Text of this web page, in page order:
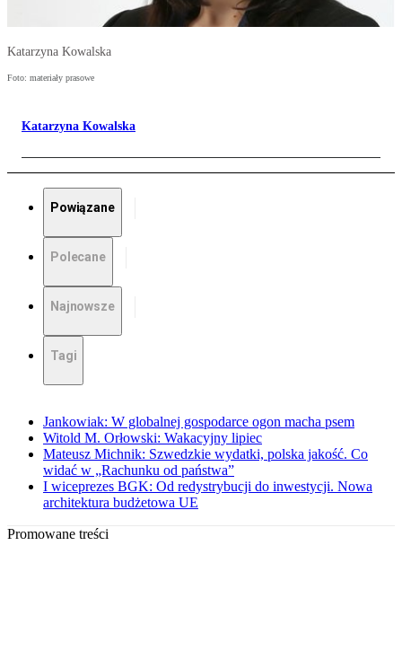
Katarzyna Kowalska
Foto: materiały prasowe
Katarzyna Kowalska
Powiązane
Polecane
Najnowsze
Tagi
Jankowiak: W globalnej gospodarce ogon macha psem
Witold M. Orłowski: Wakacyjny lipiec
Mateusz Michnik: Szwedzkie wydatki, polska jakość. Co
widać w „Rachunku od państwa”
I wiceprezes BGK: Od redystrybucji do inwestycji. Nowa
architektura budżetowa UE
Promowane treści